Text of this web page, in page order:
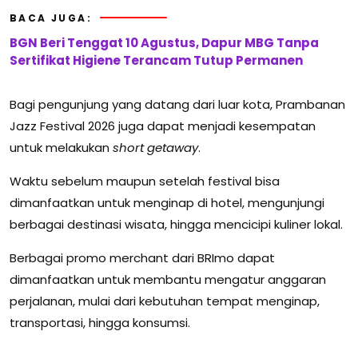
BACA JUGA:
BGN Beri Tenggat 10 Agustus, Dapur MBG Tanpa
Sertifikat Higiene Terancam Tutup Permanen
Bagi pengunjung yang datang dari luar kota, Prambanan
Jazz Festival 2026 juga dapat menjadi kesempatan
untuk melakukan short getaway.
Waktu sebelum maupun setelah festival bisa
dimanfaatkan untuk menginap di hotel, mengunjungi
berbagai destinasi wisata, hingga mencicipi kuliner lokal.
Berbagai promo merchant dari BRImo dapat
dimanfaatkan untuk membantu mengatur anggaran
perjalanan, mulai dari kebutuhan tempat menginap,
transportasi, hingga konsumsi.